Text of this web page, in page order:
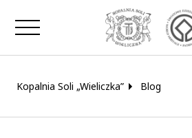
Zamknij okno
Kopalnia Soli „Wieliczka” Blog